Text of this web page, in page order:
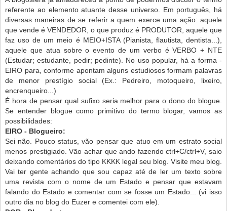
referente ao elemento atuante desse universo. Em português, há
diversas maneiras de se referir a quem exerce uma ação: aquele
que vende é VENDEDOR, o que produz é PRODUTOR, aquele que
faz uso de um meio é MEIO+ISTA (Pianista, flautista, dentista...),
aquele que atua sobre o evento de um verbo é VERBO + NTE
(Estudar; estudante, pedir; pedinte). No uso popular, há a forma -
EIRO para, conforme apontam alguns estudiosos formam palavras
de menor prestígio social (Ex.: Pedreiro, motoqueiro, lixeiro,
encrenqueiro...)
É hora de pensar qual sufixo seria melhor para o dono do blogue.
Se entender blogue como primitivo do termo blogar, vamos as
possibilidades:
EIRO - Blogueiro:
Sei não. Pouco status, vão pensar que atuo em um estrato social
menos prestigiado. Vão achar que ando fazendo ctrl+C/ctrl+V, saio
deixando comentários do tipo KKKK legal seu blog. Visite meu blog.
Vai ter gente achando que sou capaz até de ler um texto sobre
uma revista com o nome de um Estado e pensar que estavam
falando do Estado e comentar com se fosse um Estado... (vi isso
outro dia no blog do Euzer e comentei com ele).